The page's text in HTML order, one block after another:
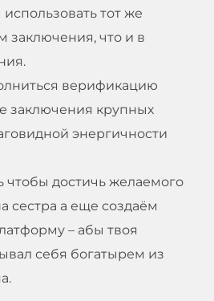
тот же
заключения, что и в
верификацию
заключения крупных
энергичности
чтобы достичь желаемого
сестра а еще создаём
– абы твоя
себя богатырем из